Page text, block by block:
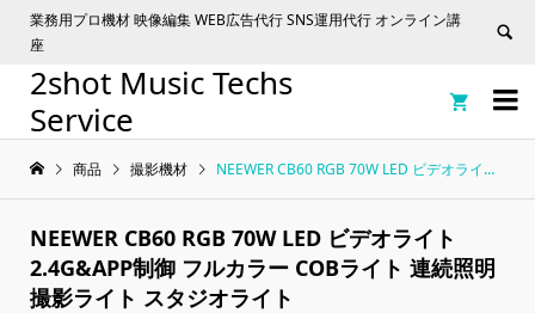
業務用プロ機材 映像編集 WEB広告代行 SNS運用代行 オンライン講
座

2shot Music Techs
Service

商品 撮影機材 NEEWER CB60 RGB 70W LED ビデオライト 2.4G&APP制御 フルカラー COBライト 連続照明撮影ライト スタジオライト
NEEWER CB60 RGB 70W LED ビデオライト
2.4G&APP制御 フルカラー COBライト 連続照明
撮影ライト スタジオライト